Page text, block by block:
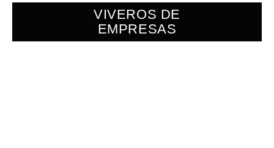
VIVEROS DE
EMPRESAS